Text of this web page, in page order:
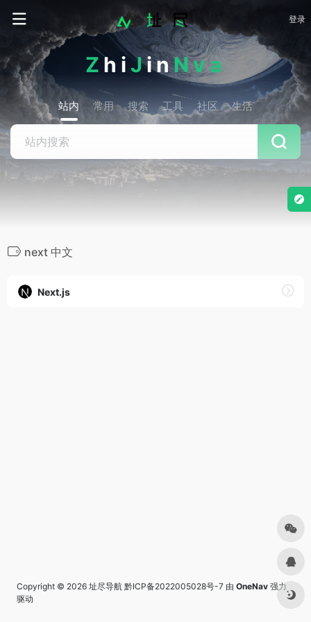
登录
ZhiJinNva
站内 常用 搜索 工具 社区 生活
next 中文
Next.js
Copyright © 2026 址尽导航 黔ICP备2022005028号-7 由 OneNav 强力
驱动